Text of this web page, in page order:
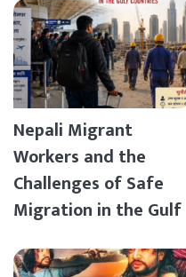
Nepali Migrant
Workers and the
Challenges of Safe
Migration in the Gulf